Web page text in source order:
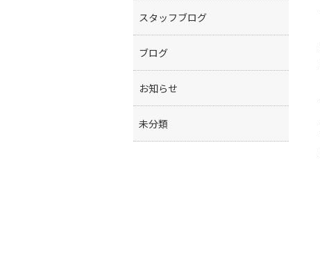
スタッフブログ
ブログ
お知らせ
未分類